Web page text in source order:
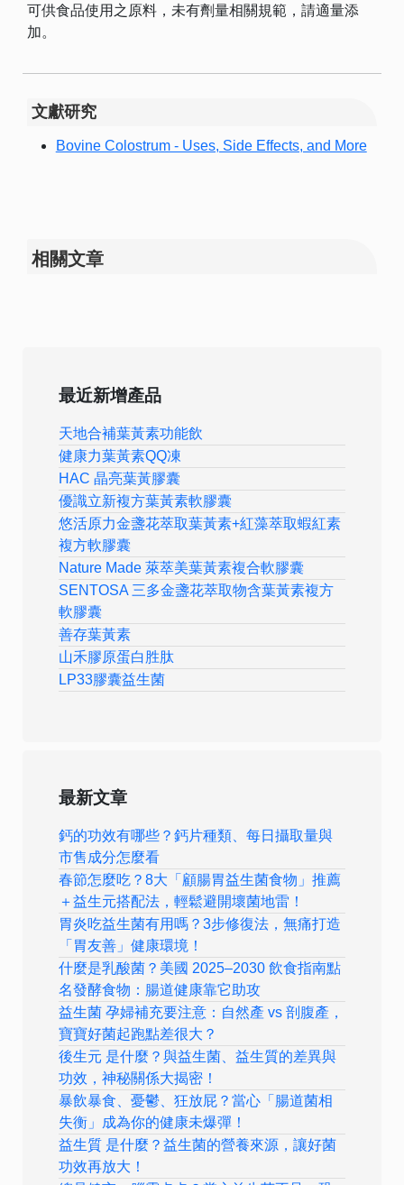
可供食品使用之原料，未有劑量相關規範，請適量添
加。
文獻研究
Bovine Colostrum - Uses, Side Effects, and More
相關文章
最近新增產品
天地合補葉黃素功能飲
健康力葉黃素QQ凍
HAC 晶亮葉黃膠囊
優識立新複方葉黃素軟膠囊
悠活原力金盞花萃取葉黃素+紅藻萃取蝦紅素
複方軟膠囊
Nature Made 萊萃美葉黃素複合軟膠囊
SENTOSA 三多金盞花萃取物含葉黃素複方
軟膠囊
善存葉黃素
山禾膠原蛋白胜肽
LP33膠囊益生菌
最新文章
鈣的功效有哪些？鈣片種類、每日攝取量與
市售成分怎麼看
春節怎麼吃？8大「顧腸胃益生菌食物」推薦
＋益生元搭配法，輕鬆避開壞菌地雷！
胃炎吃益生菌有用嗎？3步修復法，無痛打造
「胃友善」健康環境！
什麼是乳酸菌？美國 2025–2030 飲食指南點
名發酵食物：腸道健康靠它助攻
益生菌 孕婦補充要注意：自然產 vs 剖腹產，
寶寶好菌起跑點差很大？
後生元 是什麼？與益生菌、益生質的差異與
功效，神秘關係大揭密！
暴飲暴食、憂鬱、狂放屁？當心「腸道菌相
失衡」成為你的健康未爆彈！
益生質 是什麼？益生菌的營養來源，讓好菌
功效再放大！